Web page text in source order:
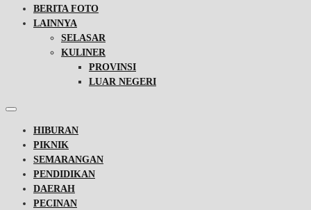
BERITA FOTO
LAINNYA
SELASAR
KULINER
PROVINSI
LUAR NEGERI
HIBURAN
PIKNIK
SEMARANGAN
PENDIDIKAN
DAERAH
PECINAN